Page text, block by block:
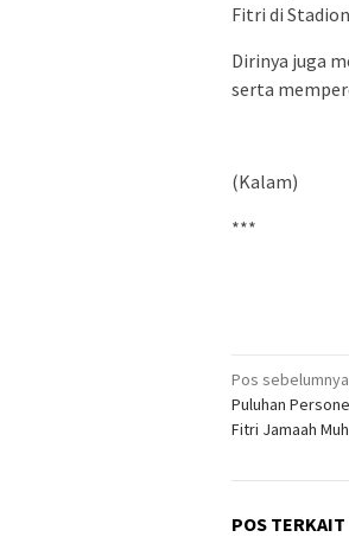
Fitri di
Dirinya juga
serta
(Kalam)
***
Navigasi
pos
Pos sebelumnya
Puluhan
Fitri Jamaah
POS TERKAIT